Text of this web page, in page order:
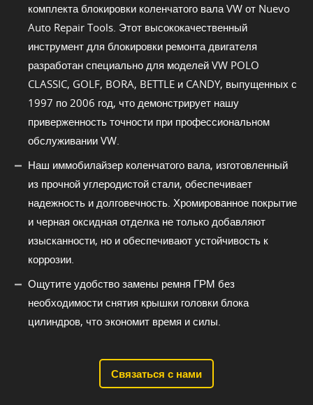
комплекта блокировки коленчатого вала VW от Nuevo
Auto Repair Tools. Этот высококачественный
инструмент для блокировки ремонта двигателя
разработан специально для моделей VW POLO
CLASSIC, GOLF, BORA, BETTLE и CANDY, выпущенных с
1997 по 2006 год, что демонстрирует нашу
приверженность точности при профессиональном
обслуживании VW.
Наш иммобилайзер коленчатого вала, изготовленный
из прочной углеродистой стали, обеспечивает
надежность и долговечность. Хромированное покрытие
и черная оксидная отделка не только добавляют
изысканности, но и обеспечивают устойчивость к
коррозии.
Ощутите удобство замены ремня ГРМ без
необходимости снятия крышки головки блока
цилиндров, что экономит время и силы.
Связаться с нами